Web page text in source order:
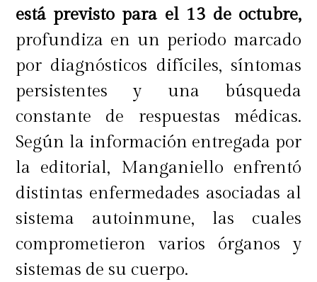
está previsto para el 13 de octubre,
profundiza en un periodo marcado
por diagnósticos difíciles, síntomas
persistentes y una búsqueda
constante de respuestas médicas.
Según la información entregada por
la editorial, Manganiello enfrentó
distintas enfermedades asociadas al
sistema autoinmune, las cuales
comprometieron varios órganos y
sistemas de su cuerpo.